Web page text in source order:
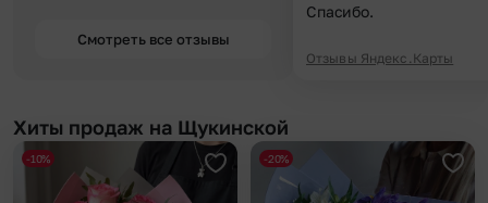
Смотреть все отзывы
Спасибо.
Отзывы Яндекс.Карты
Хиты продаж на Щукинской
Добавить в избранное
-10% -20%